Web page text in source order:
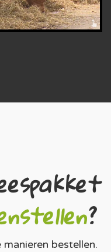
?
bestellen.